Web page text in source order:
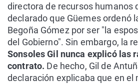
directora de recursos humanos
declarado que Güemes ordenó
Begoña Gómez por ser "la
del Gobierno". Sin embargo, la
Sonsoles Gil nunca explicó las
contrato. De hecho, Gil de
declaración explicaba que en el